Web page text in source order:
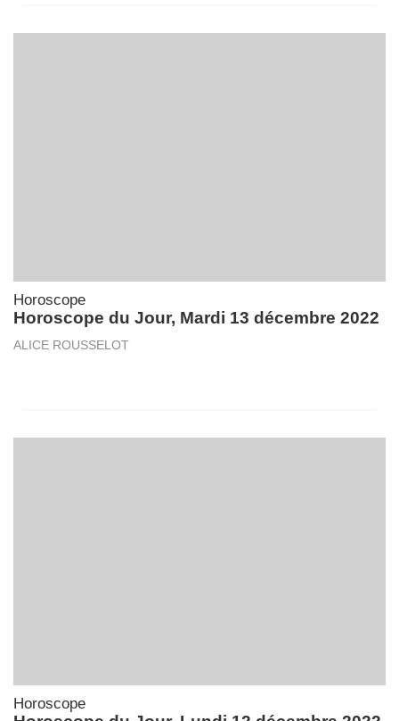
Horoscope
Horoscope du Jour, Mardi 13 décembre 2022
ALICE ROUSSELOT
Horoscope